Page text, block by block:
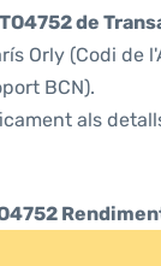
TO4752 de
Orly (Codi de
BCN).
als